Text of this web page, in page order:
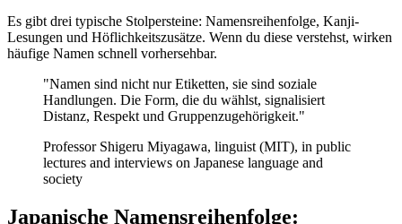
Es gibt drei typische Stolpersteine: Namensreihenfolge, Kanji-
Lesungen und Höflichkeitszusätze. Wenn du diese verstehst, wirken
häufige Namen schnell vorhersehbar.
"Namen sind nicht nur Etiketten, sie sind soziale
Handlungen. Die Form, die du wählst, signalisiert
Distanz, Respekt und Gruppenzugehörigkeit."
Professor Shigeru Miyagawa, linguist (MIT), in public
lectures and interviews on Japanese language and
society
Japanische Namensreihenfolge: